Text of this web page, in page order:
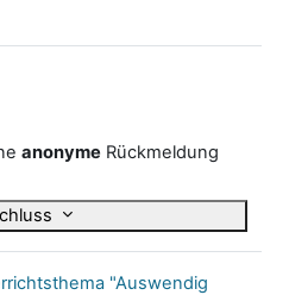
anonyme Rückmeldung
"Auswendig